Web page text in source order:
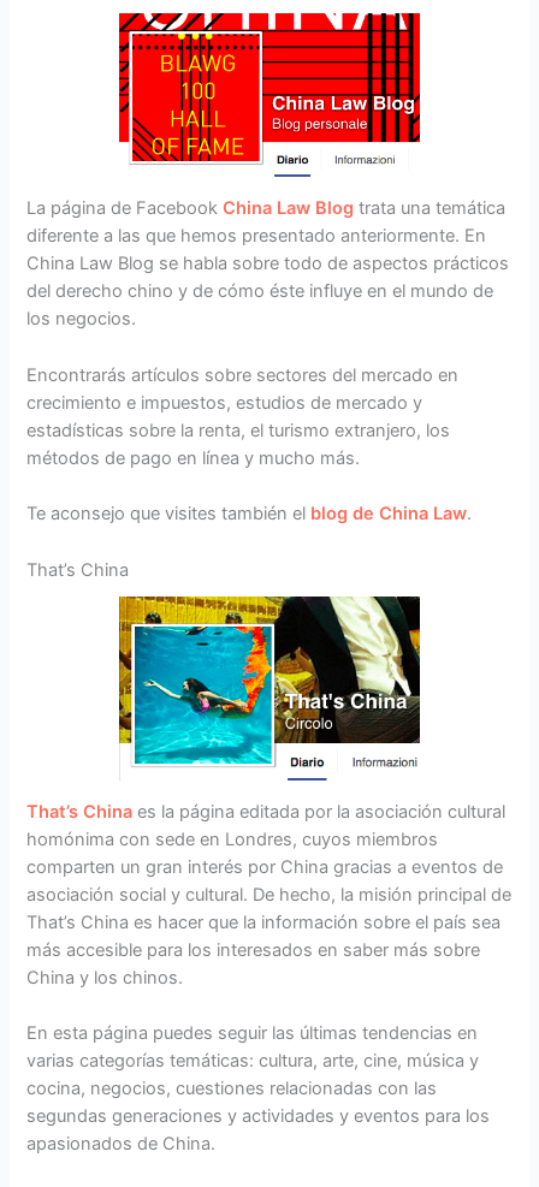
La página de FacebookChina Law Blog trata una temática
diferente a las que hemos presentado anteriormente. En
China Law Blog se habla sobre todo de aspectos prácticos
del derecho chino y de cómo éste influye en el mundo de
los negocios.
Encontrarás artículos sobre sectores del mercado en
crecimiento e impuestos, estudios de mercado y
estadísticas sobre la renta, el turismo extranjero, los
métodos de pago en línea y mucho más.
Te aconsejo que visites también el blog de China Law.
That’s China
That’s China es la página editada por la asociación cultural
homónima con sede en Londres, cuyos miembros
comparten un gran interés por China gracias a eventos de
asociación social y cultural. De hecho, la misión principal de
That’s China es hacer que la información sobre el país sea
más accesible para los interesados en saber más sobre
China y los chinos.
En esta página puedes seguir las últimas tendencias en
varias categorías temáticas: cultura, arte, cine, música y
cocina, negocios, cuestiones relacionadas con las
segundas generaciones y actividades y eventos para los
apasionados de China.